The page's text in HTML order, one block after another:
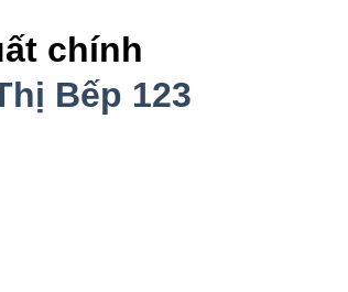
chính
Bếp 123